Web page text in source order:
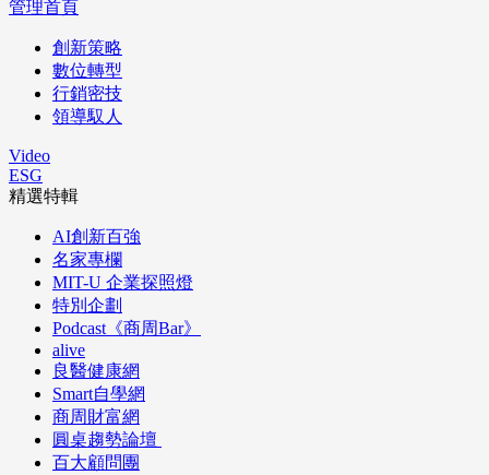
管理首頁
創新策略
數位轉型
行銷密技
領導馭人
Video
ESG
精選特輯
AI創新百強
名家專欄
MIT-U 企業探照燈
特別企劃
Podcast《商周Bar》
alive
良醫健康網
Smart自學網
商周財富網
圓桌趨勢論壇
百大顧問團